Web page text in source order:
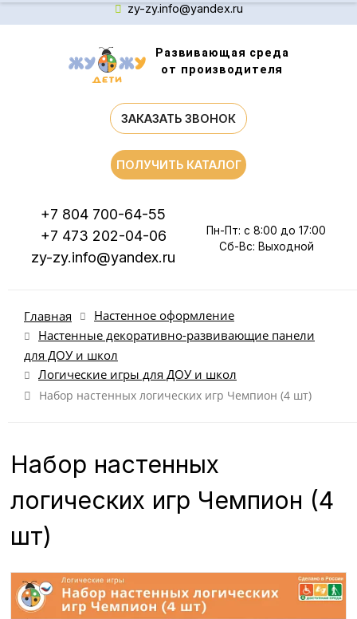
zy-zy.info@yandex.ru
Развивающая среда
от производителя
ЗАКАЗАТЬ ЗВОНОК
+7 804 700-64-55
+7 473 202-04-06
zy-zy.info@yandex.ru
Пн-Пт: с 8:00 до 17:00
Сб-Вс: Выходной
ПОЛУЧИТЬ КАТАЛОГ
Главная
Настенное оформление
Настенные декоративно-развивающие панели
для ДОУ и школ
Логические игры для ДОУ и школ
Набор настенных логических игр Чемпион (4 шт)
Набор настенных
логических игр Чемпион (4
шт)